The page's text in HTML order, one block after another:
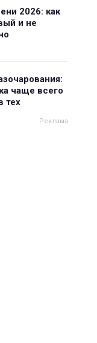
2026: как
и не
чаще всего
тех